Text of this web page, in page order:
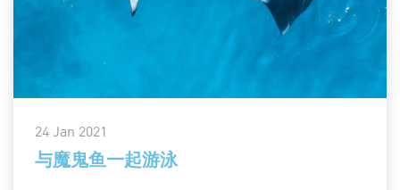
24 Jan 2021
与魔鬼鱼一起游泳